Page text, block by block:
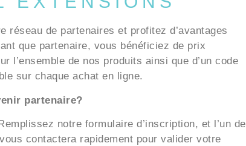
réseau de partenaires et profitez d’avantages
que partenaire, vous bénéficiez de prix
l’ensemble de nos produits ainsi que d’un code
sur chaque achat en ligne.
partenaire?
notre formulaire d’inscription, et l’un de
contactera rapidement pour valider votre